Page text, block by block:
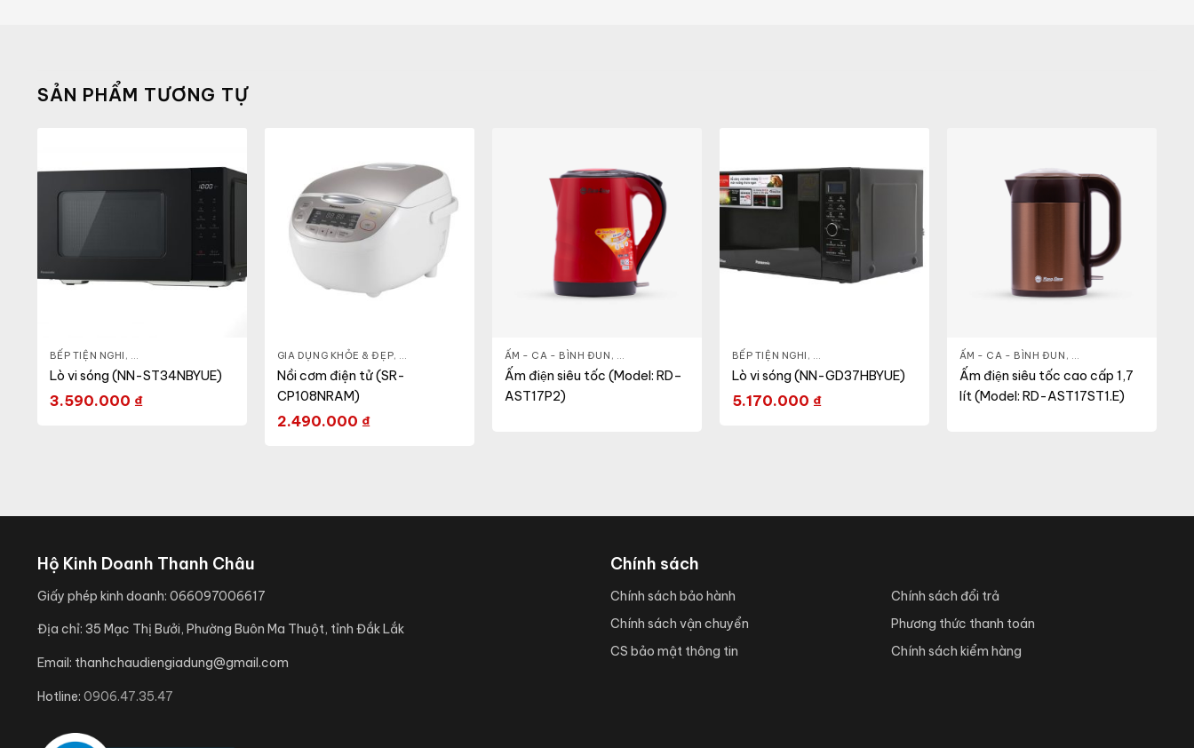
SẢN PHẨM TƯƠNG TỰ
BẾP TIỆN NGHI , LÒ VI SÓNG
Lò vi sóng (NN-ST34NBYUE)
3.590.000 ₫
GIA DỤNG KHỎE & ĐẸP, NỒI - ẤM - CA - BÌNH,NỒI CƠM ĐIỆN
Nồi cơm điện tử (SR-
CP108NRAM)
2.490.000 ₫
ẤM - CA - BÌNH ĐUN , ,NỒI - ẤM - CA - BÌNH
Ấm điện siêu tốc (Model: RD–
AST17P2)
BẾP TIỆN NGHI , LÒ VI SÓNG
Lò vi sóng (NN-GD37HBYUE)
5.170.000 ₫
ẤM - CA - BÌNH ĐUN ,
Ấm điện siêu tốc cao cấp 1,7
lít (Model: RD-AST17ST1.E)
- BÌNH,NỒI CƠM ĐIỆN
Hộ Kinh Doanh Thanh Châu
Giấy phép kinh doanh: 066097006617
Địa chỉ: 35 Mạc Thị Bưởi, Phường Buôn Ma Thuột, tỉnh Đắk Lắk
Email: thanhchaudiengiadung@gmail.com
Hotline: 0906.47.35.47
Chính sách
Chính sách bảo hành
Chính sách vận chuyển
CS bảo mật thông tin
Chính sách đổi trả
Phương thức thanh toán
Chính sách kiểm hàng